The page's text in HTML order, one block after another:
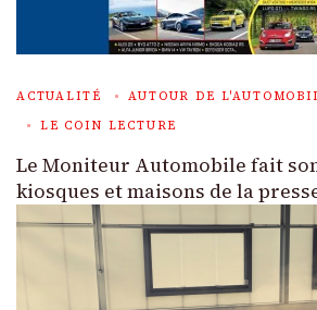
ACTUALITÉ AUTOUR DE
LE COIN LECTURE
Le Moniteur Automobile fait
kiosques et maisons de la